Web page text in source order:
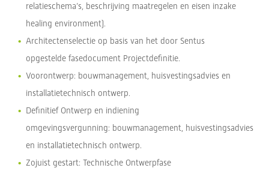
relatieschema’s, beschrijving maatregelen en eisen inzake
healing environment).
Architectenselectie op basis van het door Sentus
opgestelde fasedocument Projectdefinitie.
Voorontwerp: bouwmanagement, huisvestingsadvies en
installatietechnisch ontwerp.
Definitief Ontwerp en indiening
omgevingsvergunning: bouwmanagement, huisvestingsadvies
en installatietechnisch ontwerp.
Zojuist gestart: Technische Ontwerpfase